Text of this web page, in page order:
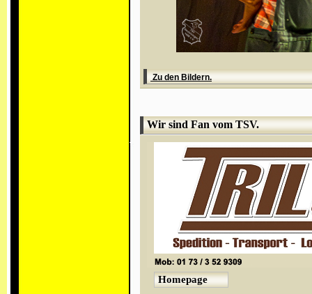
Zu den Bildern.
Wir sind Fan vom TSV.
Homepage